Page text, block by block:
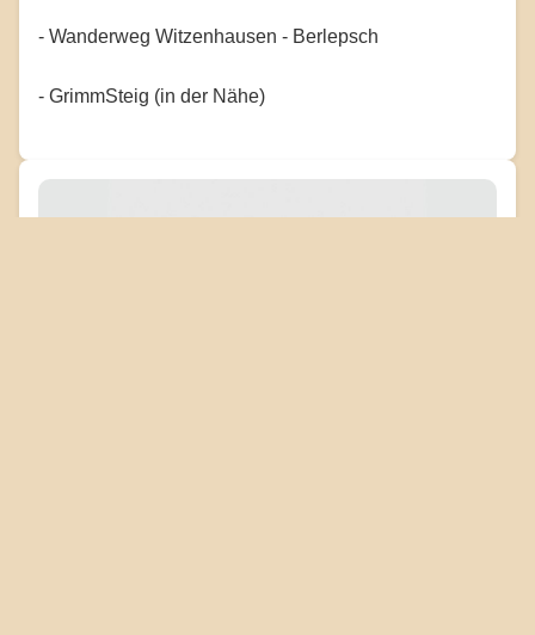
- Wanderweg Witzenhausen - Berlepsch
- GrimmSteig (in der Nähe)